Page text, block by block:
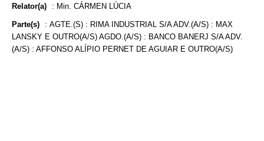
Relator(a) : Min. CÁRMEN LÚCIA
Parte(s) : AGTE.(S) : RIMA INDUSTRIAL S/A ADV.(A/S) : MAX
LANSKY E OUTRO(A/S) AGDO.(A/S) : BANCO BANERJ S/A ADV.
(A/S) : AFFONSO ALÍPIO PERNET DE AGUIAR E OUTRO(A/S)